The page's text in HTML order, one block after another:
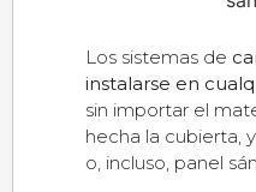
Los sistemas de
instalarse en
sin importar el
hecha la cubierta,
o, incluso, panel